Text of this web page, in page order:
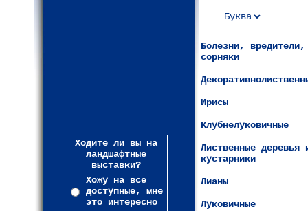
Ходите ли вы на
ландшафтные
выставки?
Хожу на все
доступные, мне
это интересно
Болезни, вредители,
сорняки
Ирисы
Клубнелуковичные
Лиственные деревья
кустарники
Лианы
Луковичные